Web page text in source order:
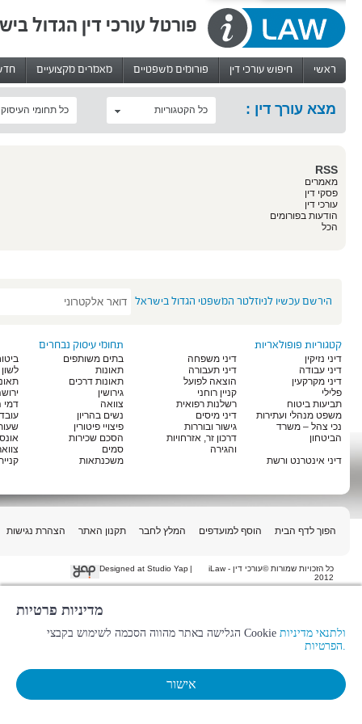
פורטל עורכי דין הגדול
ראשי חיפוש עורכי דין פורומים משפטיים מאמרים מקצועיים
מצא עורך דין : כל הקטגוריות כל תחומי העיסוק
RSS
מאמרים
פסקי דין
עורכי דין
הודעות בפורומים
הכל
הירשם עכשיו לניוזלטר המשפטי הגדול בישראל
קטגוריות פופולאריות
דיני נזיקין
דיני משפחה
דיני עבודה
דיני תעבורה
דיני מקרקעין
הוצאה לפועל
פלילי
קניין רוחני
תביעות ביטוח
רשלנות רפואית
משפט מנהלי ועתירות
דיני מיסים
נכי צהל – משרד
הביטחון
גישור ובוררות
דרכון זר, אזרחויות
והגירה
דיני אינטרנט ורשת
תחומי עיסוק נבחרים
בתים משותפים
תאונות
תאונות דרכים
גירושין
צוואה
דמי
נשים בהריון
פיצויי פיטורין
הסכם שכירות
אונס
סמים
משכנתאות
הפוך לדף הבית הוסף למועדפים המלץ לחבר תקנון האתר הצהרת נגישות
כל הזכויות שמורות ©עורכי דין - iLaw
2012
|
Designed at Studio Yap
מדיניות פרטיות
הגלישה באתר מהווה הסכמה לשימוש בקבצי Cookie ולתנאי מדיניות
הפרטיות.
אישור